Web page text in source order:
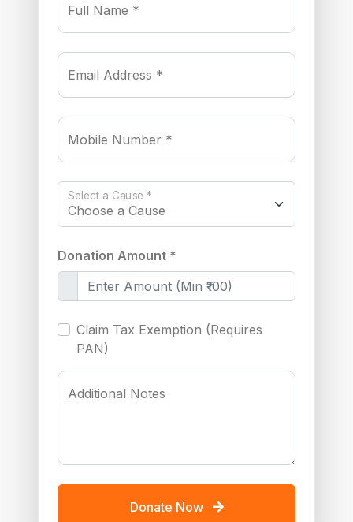
Full Name *
Email Address *
Mobile Number *
Select a Cause *
Donation Amount *
Claim Tax Exemption (Requires
PAN)
Additional Notes
Donate Now